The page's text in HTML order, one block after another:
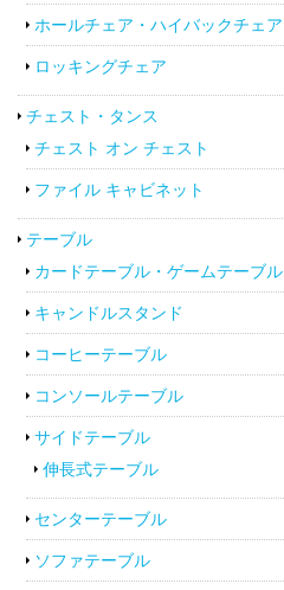
ホールチェア・ハイバックチェア
ロッキングチェア
チェスト・タンス
チェスト オン チェスト
ファイル キャビネット
テーブル
カードテーブル・ゲームテーブル
キャンドルスタンド
コーヒーテーブル
コンソールテーブル
サイドテーブル
伸長式テーブル
センターテーブル
ソファテーブル